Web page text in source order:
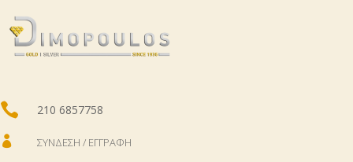
 210 6857758
 ΣΎΝΔΕΣΗ / ΕΓΓΡΑΦΉ